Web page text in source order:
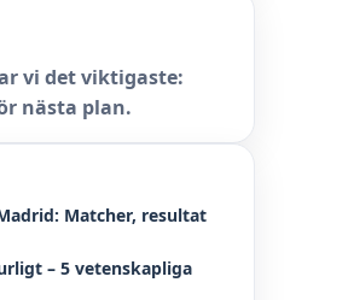
vi det viktigaste:
nästa plan.
Matcher, resultat
– 5 vetenskapliga